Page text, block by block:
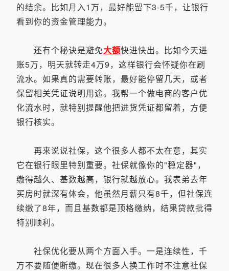
的结余。比如月入1万，最好能留下3-5千，让银行
看到你的资金管理能力。
还有个秘诀是避免大额快进快出。比如今天进
账5万，明天就转走4万9，这样银行会怀疑你在刷
流水。如果真的需要转账，最好能停留几天，或者
保留相关凭证说明用途。我帮一个做电商的客户优
化流水时，就特别提醒他把进货凭证都留着，方便
银行核实。
再来说说社保，这个很多人都不太在意，其实
它在银行眼里特别重要。社保就像你的"稳定器"，
缴得越久、基数越高，银行就越放心。我表弟去年
买房时就深有体会，他虽然月薪只有8千，但社保连
续缴了8年，而且基数都是顶格缴纳，结果贷款批得
特别顺利。
社保优化要从两个方面入手。一是连续性，千
万不要随便断缴。现在很多人换工作时不注意社保